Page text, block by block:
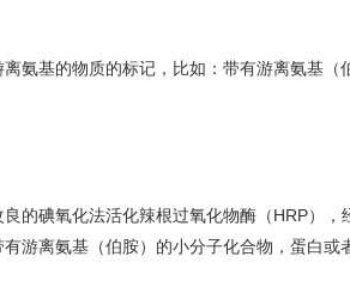
氨基的物质的标记，比如：带有游离氨基（
的碘氧化法活化辣根过氧化物酶（HRP）
游离氨基（伯胺）的小分子化合物，蛋白或